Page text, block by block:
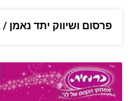
פרסום ושיווק יתד נאמן